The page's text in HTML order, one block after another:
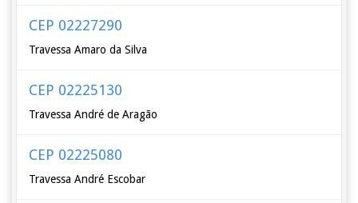
CEP 02227290
Travessa Amaro da Silva
CEP 02225130
Travessa André de Aragão
CEP 02225080
Travessa André Escobar